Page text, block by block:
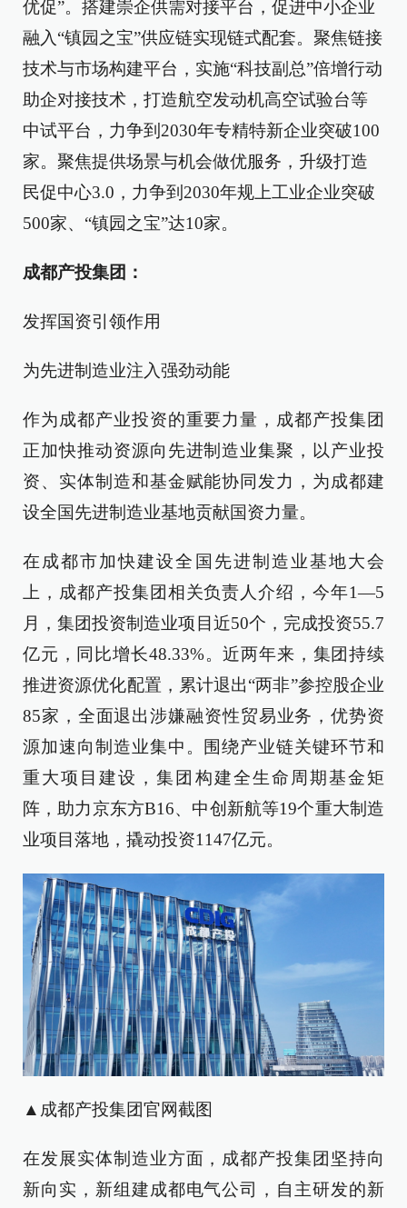
优促”。搭建崇企供需对接平台，促进中小企业
融入“镇园之宝”供应链实现链式配套。聚焦链接
技术与市场构建平台，实施“科技副总”倍增行动
助企对接技术，打造航空发动机高空试验台等
中试平台，力争到2030年专精特新企业突破100
家。聚焦提供场景与机会做优服务，升级打造
民促中心3.0，力争到2030年规上工业企业突破
500家、“镇园之宝”达10家。
成都产投集团：
发挥国资引领作用
为先进制造业注入强劲动能
作为成都产业投资的重要力量，成都产投集团
正加快推动资源向先进制造业集聚，以产业投
资、实体制造和基金赋能协同发力，为成都建
设全国先进制造业基地贡献国资力量。
在成都市加快建设全国先进制造业基地大会
上，成都产投集团相关负责人介绍，今年1—5
月，集团投资制造业项目近50个，完成投资55.7
亿元，同比增长48.33%。近两年来，集团持续
推进资源优化配置，累计退出“两非”参控股企业
85家，全面退出涉嫌融资性贸易业务，优势资
源加速向制造业集中。围绕产业链关键环节和
重大项目建设，集团构建全生命周期基金矩
阵，助力京东方B16、中创新航等19个重大制造
业项目落地，撬动投资1147亿元。
▲成都产投集团官网截图
在发展实体制造业方面，成都产投集团坚持向
新向实，新组建成都电气公司，自主研发的新